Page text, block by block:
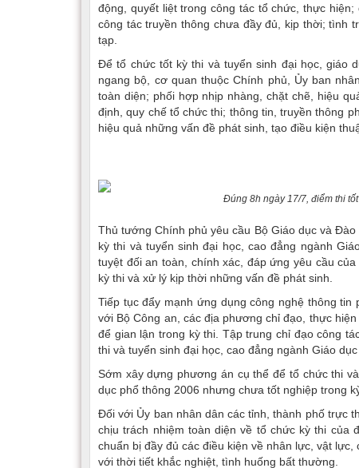
động, quyết liệt trong công tác tổ chức, thực
công tác truyền thông chưa đầy đủ, kịp thời; tình
tạp.
Để tổ chức tốt kỳ thi và tuyển sinh đại học, giáo
ngang bộ, cơ quan thuộc Chính phủ, Ủy ban
toàn diện; phối hợp nhịp nhàng, chặt chẽ, hiệu
định, quy chế tổ chức thi; thông tin, truyền thông
hiệu quả những vấn đề phát sinh, tạo điều kiện
Đúng 8h ngày 17/7, điểm thi
Thủ tướng Chính phủ yêu cầu Bộ Giáo dục và
kỳ thi và tuyển sinh đại học, cao đẳng ngành
tuyệt đối an toàn, chính xác, đáp ứng yêu cầu
kỳ thi và xử lý kịp thời những vấn đề phát sinh.
Tiếp tục đẩy mạnh ứng dụng công nghệ thông
với Bộ Công an, các địa phương chỉ đạo, thực
để gian lận trong kỳ thi. Tập trung chỉ đạo công
thi và tuyển sinh đại học, cao đẳng ngành Giáo
Sớm xây dựng phương án cụ thể để tổ chức thi
dục phổ thông 2006 nhưng chưa tốt nghiệp trong
Đối với Ủy ban nhân dân các tỉnh, thành phố trực
chịu trách nhiệm toàn diện về tổ chức kỳ thi của
chuẩn bị đầy đủ các điều kiện về nhân lực, vật
với thời tiết khắc nghiệt, tình huống bất thường.